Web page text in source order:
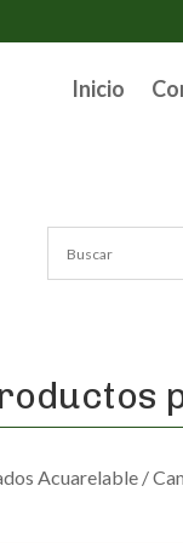
Inicio
Acuarelable /